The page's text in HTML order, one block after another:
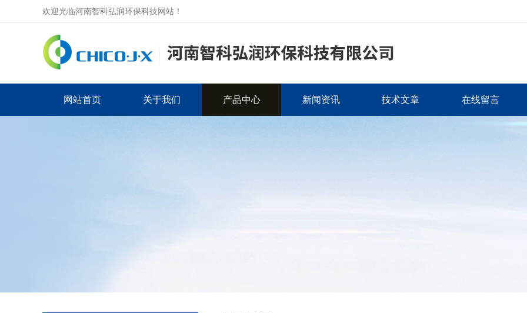
欢迎光临河南智科弘润环保科技网站！
网站首页 关于我们 产品中心 新闻资讯 技术文章 在线留言